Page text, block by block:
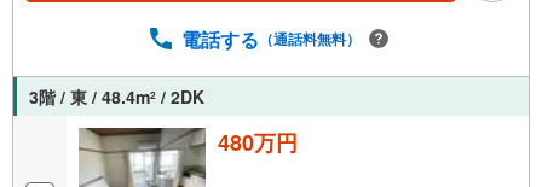
電話する （通話料無料）
3階 / 東 / 48.4m2 / 2DK
480万円